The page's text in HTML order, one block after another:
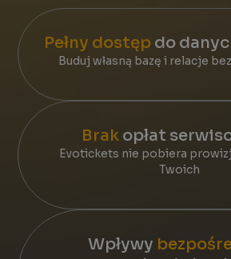
Pełny dostępdo
Buduj własną bazę i relacje
Brak opłat
Evotickets nie pobiera
Twoich
Wpływy